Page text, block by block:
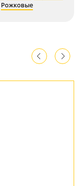
Рожковые